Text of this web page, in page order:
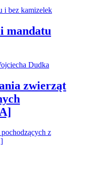
mandatu
zwierząt